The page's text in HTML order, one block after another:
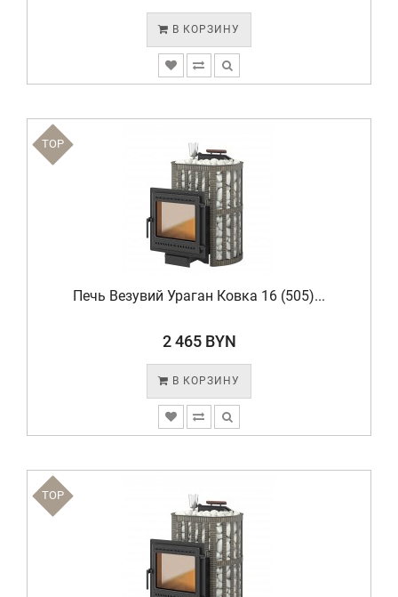
В КОРЗИНУ
TOP
Печь Везувий Ураган Ковка 16 (505)...
2 465 BYN
В КОРЗИНУ
TOP